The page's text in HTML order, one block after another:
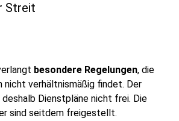
Streit
besondere Regelungen, die
nicht verhältnismäßig findet. Der
Dienstpläne nicht frei. Die
sind seitdem freigestellt.